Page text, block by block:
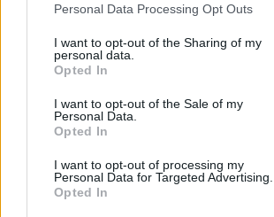
Personal Data Processing Opt Outs
I want to opt-out of the Sharing of my
personal data.
Opted In
I want to opt-out of the Sale of my
Personal Data.
Opted In
I want to opt-out of processing my
Personal Data for Targeted Advertising.
Opted In
20:40
σκορπάει τον θάνατο σε σχολείο -
Η Χαμάς δηλώνει εκ νέου έτοιμη να
των ΗΠΑ για τη Γάζα
Θλίψη για τον Χανς: Δόθηκε από το
υιοθεσία στην Αθήνα και ο ιδιοκτήτης